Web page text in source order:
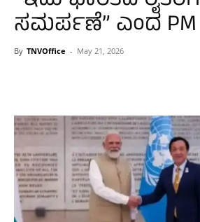
ಸಮರ್ಪಣೆ” ಎಂದ PM
By TNVOffice - May 21, 2026